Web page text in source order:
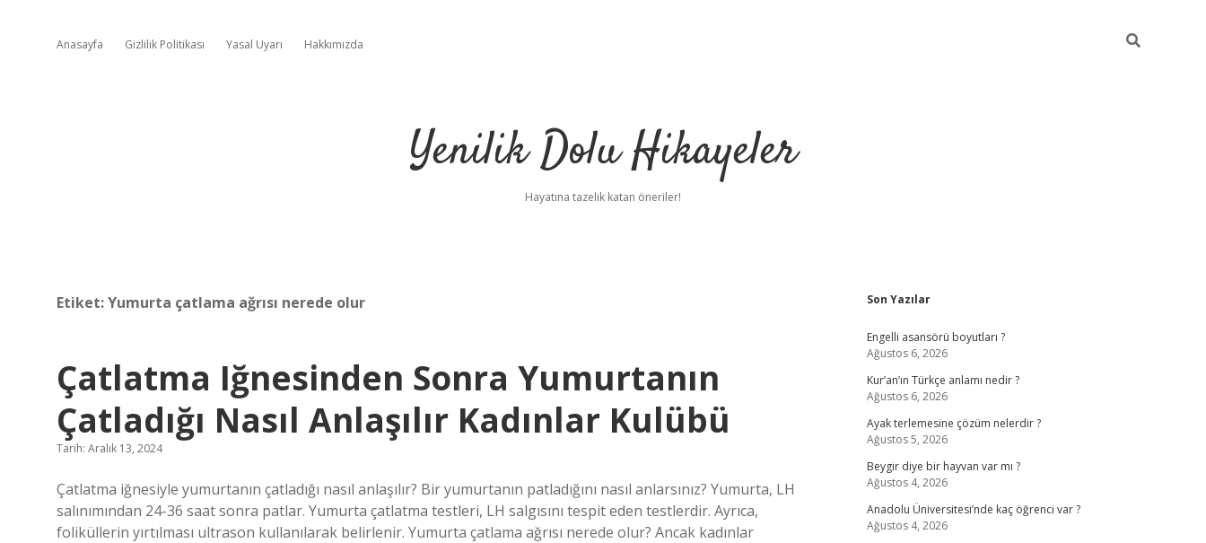
Anasayfa Gizlilik Politikası Yasal Uyarı Hakkımızda
Yenilik Dolu Hikayeler
Hayatına tazelik katan öneriler!
Etiket:Yumurta çatlama ağrısı nerede olur
Çatlatma Iğnesinden Sonra Yumurtanın
Çatladığı Nasıl Anlaşılır Kadınlar Kulübü
Tarih: Aralık 13, 2024
Çatlatma iğnesiyle yumurtanın çatladığı nasıl anlaşılır? Bir yumurtanın patladığını nasıl anlarsınız? Yumurta, LH
salınımından 24-36 saat sonra patlar. Yumurta çatlatma testleri, LH salgısını tespit eden testlerdir. Ayrıca,
foliküllerin yırtılması ultrason kullanılarak belirlenir. Yumurta çatlama ağrısı nerede olur? Ancak kadınlar
Sidebar
Son Yazılar
Engelli asansörü boyutları ?
Ağustos 6, 2026
Kur’an’ın Türkçe anlamı nedir ?
Ağustos 6, 2026
Ayak terlemesine çözüm nelerdir ?
Ağustos 5, 2026
Beygir diye bir hayvan var mı ?
Ağustos 4, 2026
Anadolu Üniversitesi’nde kaç öğrenci var ?
Ağustos 4, 2026